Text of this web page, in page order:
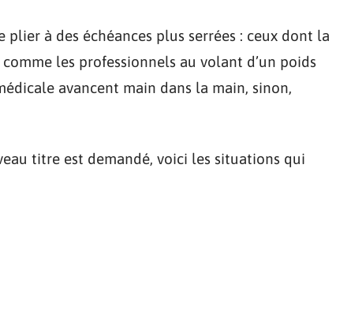
à des échéances plus serrées : ceux dont la
les professionnels au volant d’un poids
avancent main dans la main, sinon,
titre est demandé, voici les situations qui